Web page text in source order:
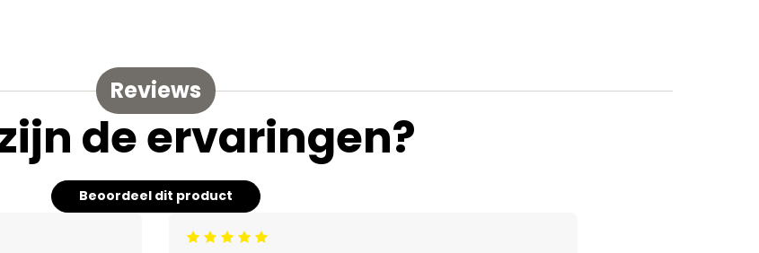
Reviews
de ervaringen?
Beoordeel dit product
Beoordeling: 5/5